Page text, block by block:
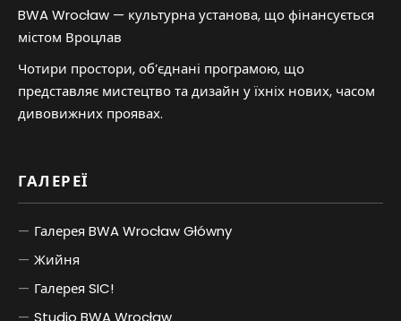
BWA Wrocław — культурна установа, що фінансується
містом Вроцлав
Чотири простори, об’єднані програмою, що
представляє мистецтво та дизайн у їхніх нових, часом
дивовижних проявах.
ГАЛЕРЕЇ
Галерея BWA Wrocław Główny
Жийня
Галерея SIC!
Studio BWA Wrocław